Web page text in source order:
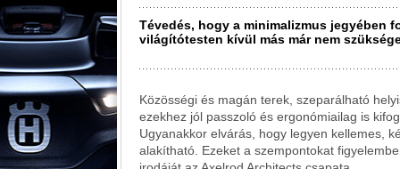
Tévedés, hogy a minimalizmus jegyében
világítótesten kívül más már nem
Közösségi és magán terek, szeparálható
ezekhez jól passzoló és ergonómiailag is
Ugyanakkor elvárás, hogy legyen kellemes,
alakítható. Ezeket a szempontokat